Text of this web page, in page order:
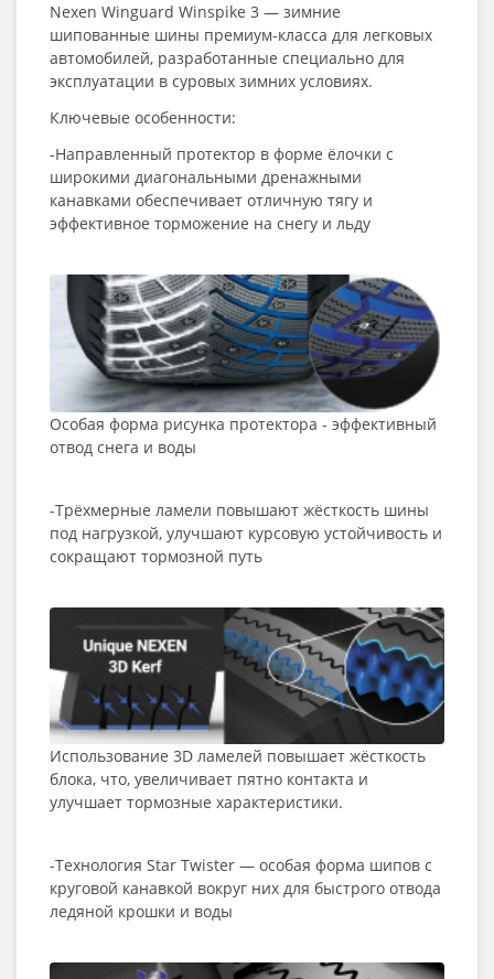
Nexen Winguard Winspike 3 — зимние
шипованные шины премиум-класса для легковых
автомобилей, разработанные специально для
эксплуатации в суровых зимних условиях.
Ключевые особенности:
-Направленный протектор в форме ёлочки с
широкими диагональными дренажными
канавками обеспечивает отличную тягу и
эффективное торможение на снегу и льду
Особая форма рисунка протектора - эффективный
отвод снега и воды
-Трёхмерные ламели повышают жёсткость шины
под нагрузкой, улучшают курсовую устойчивость и
сокращают тормозной путь
Использование 3D ламелей повышает жёсткость
блока, что, увеличивает пятно контакта и
улучшает тормозные характеристики.
-Технология Star Twister — особая форма шипов с
круговой канавкой вокруг них для быстрого отвода
ледяной крошки и воды